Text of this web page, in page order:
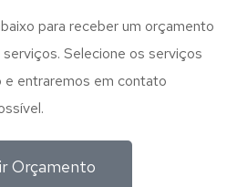
para receber um orçamento
Selecione os serviços
e entraremos em contato
Orçamento